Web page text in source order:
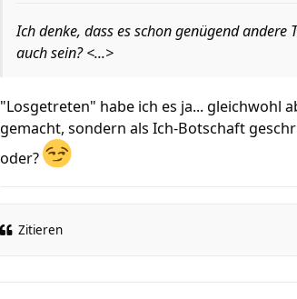
Ich denke, dass es schon genügend
auch sein? <...>
"Losgetreten" habe ich es ja... gleichwohl
gemacht, sondern als Ich-Botschaft
oder?
Zitieren